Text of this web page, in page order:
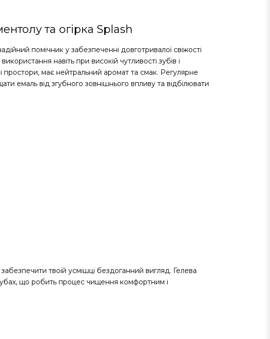
та огірка Splash
помічник у забезпеченні довготривалої свіжості
навіть при високій чутливості зубів і
простори, має нейтральний аромат та смак. Регулярне
емаль від згубного зовнішнього впливу та відбілювати
твоїй усмішці бездоганний вигляд. Гелева
що робить процес чищення комфортним і